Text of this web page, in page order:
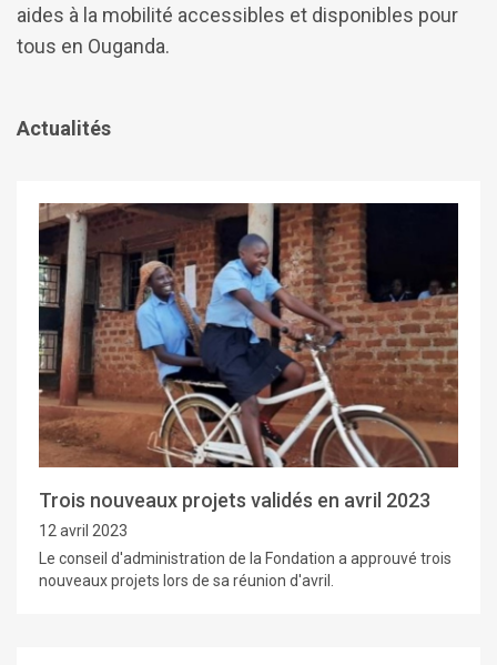
aides à la mobilité accessibles et disponibles pour
tous en Ouganda.
Actualités
Trois nouveaux projets validés en avril 2023
12 avril 2023
Le conseil d'administration de la Fondation a approuvé trois
nouveaux projets lors de sa réunion d'avril.